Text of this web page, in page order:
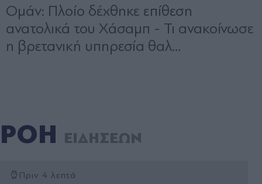
ΡΟΗ ΕΙΔΗΣΕΩΝ
Πριν 4 λεπτά